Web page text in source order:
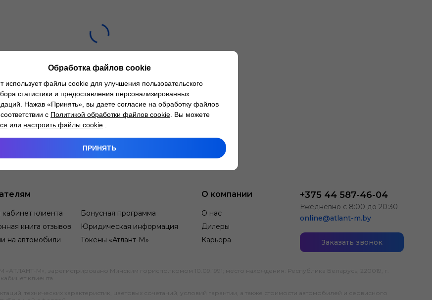
клиента
Бонусная программа
книга отзывов
Юридическая информация
на автомобили
Токены «Атлант-М»
О компании
О нас
Дилеры
Карьера
+375 44 587-46-04
Ежедневно с 8:00 до 20:30
online@atlant-m.by
Заказать звонок
М», зарегистрировано Минским горисполкомом 10.09.1991; место нахождения: Республика Беларусь, 220019, г.
клиента
технических характеристик, цветовых сочетаний, условий гарантии, а также стоимости автомобилей и сервисного
Обработка файлов cookie
использует файлы cookie для улучшения пользовательского
статистики и предоставления персонализированных
Нажав «Принять», вы даете согласие на обработку файлов
с Политикой обработки файлов cookie . Вы можете
или настроить файлы cookie
ПРИНЯТЬ